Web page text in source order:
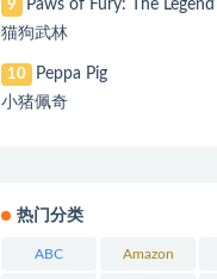
9
Paws of Fury: The
猫狗武林
10
Peppa Pig
小猪佩奇
热门分类
ABC Amazon